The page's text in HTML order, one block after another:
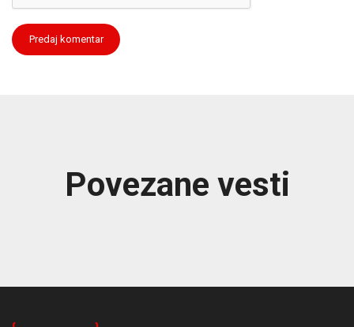
Povezane vesti